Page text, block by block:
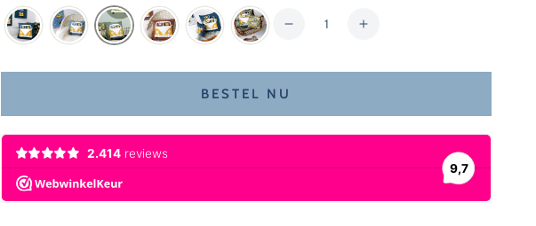
Hoeveelheid
Hoeveelheid
voor
Kussen
VW
Verhoog
hoeveelheid
in
BESTEL NU